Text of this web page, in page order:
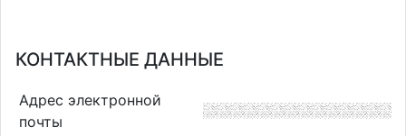
КОНТАКТНЫЕ ДАННЫЕ
Адрес электронной
почты